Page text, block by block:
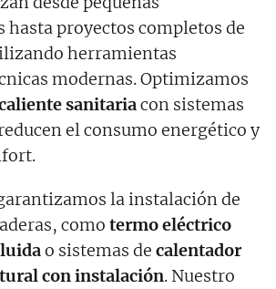
proyectos completos de
herramientas
modernas. Optimizamos
sanitariacon sistemas
el consumo energético y
la instalación de
como termo eléctrico
o sistemas de calentador
con instalación. Nuestro